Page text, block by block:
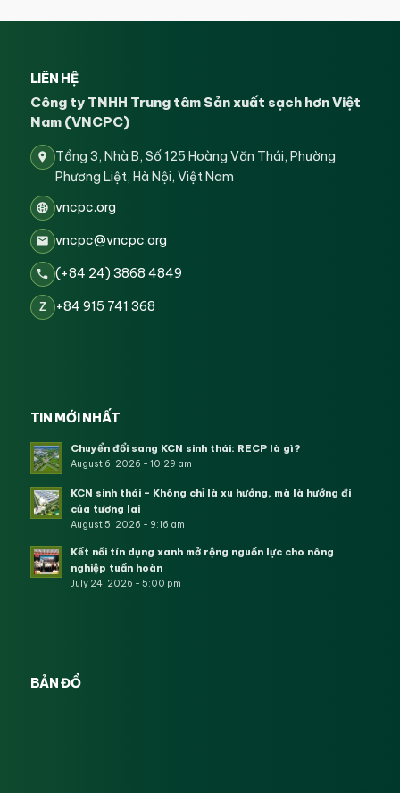
LIÊN HỆ
Công ty TNHH Trung tâm Sản xuất sạch hơn Việt
Nam (VNCPC)
Tầng 3, Nhà B, Số 125 Hoàng Văn Thái, Phường
Phương Liệt, Hà Nội, Việt Nam
vncpc.org
vncpc@vncpc.org
(+84 24) 3868 4849
Z +84 915 741 368
TIN MỚI NHẤT
Chuyển đổi sang KCN sinh thái: RECP là gì?
August 6, 2026 - 10:29 am
KCN sinh thái – Không chỉ là xu hướng, mà là hướng đi
của tương lai
August 5, 2026 - 9:16 am
Kết nối tín dụng xanh mở rộng nguồn lực cho nông
nghiệp tuần hoàn
July 24, 2026 - 5:00 pm
BẢN ĐỒ